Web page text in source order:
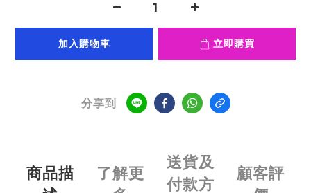
加入購物車 立即購買
分享到
商品描
了解更
送貨及
付款方
顧客評